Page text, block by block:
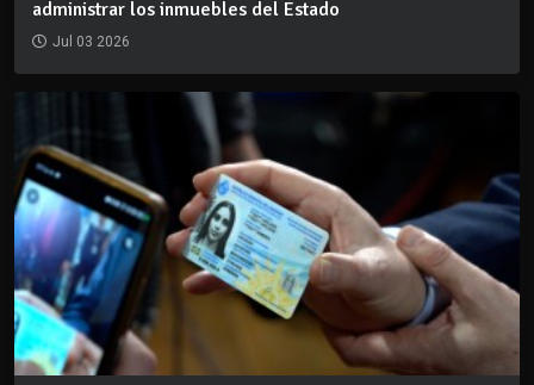
administrar los inmuebles del Estado
Jul 03 2026